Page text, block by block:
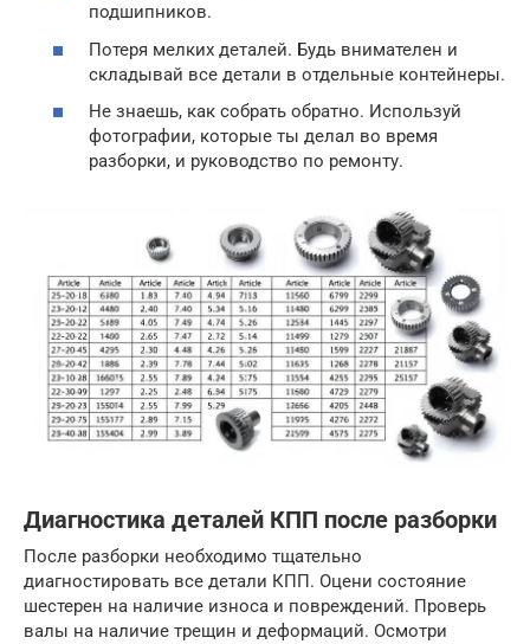
подшипников.
Потеря мелких деталей. Будь внимателен и
складывай все детали в отдельные контейнеры.
Не знаешь, как собрать обратно. Используй
фотографии, которые ты делал во время
разборки, и руководство по ремонту.
Диагностика деталей КПП после разборки
После разборки необходимо тщательно
диагностировать все детали КПП. Оцени состояние
шестерен на наличие износа и повреждений. Проверь
валы на наличие трещин и деформаций. Осмотри